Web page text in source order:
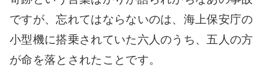
ですが、忘れてはならないのは、海上保安庁の
小型機に搭乗されていた六人のうち、五人の方
が命を落とされたことです。